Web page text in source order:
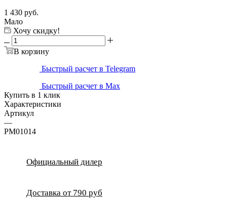
1 430 руб.
Мало
Хочу скидку!
В корзину
Быстрый расчет в Telegram
Быстрый расчет в Max
Купить в 1 клик
Характеристики
Артикул
—
PM01014
Официальный дилер
Доставка от 790 руб